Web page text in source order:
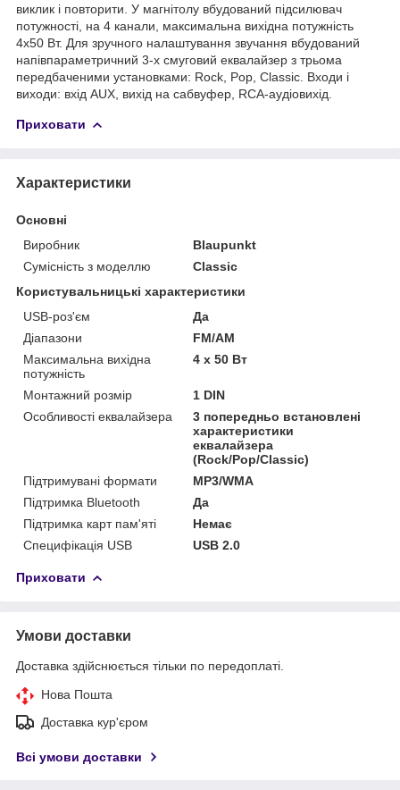
виклик і повторити. У магнітолу вбудований підсилювач
потужності, на 4 канали, максимальна вихідна потужність
4х50 Вт. Для зручного налаштування звучання вбудований
напівпараметричний 3-х смуговий еквалайзер з трьома
передбаченими установками: Rock, Pop, Classic. Входи і
виходи: вхід AUX, вихід на сабвуфер, RCA-аудіовихід.
Приховати
Характеристики
Основні
Виробник
Blaupunkt
Сумісність з моделлю
Classic
Користувальницькі характеристики
USB-роз'єм
Да
Діапазони
FM/AM
Максимальна вихідна
потужність
4 х 50 Вт
Монтажний розмір
1 DIN
Особливості еквалайзера
3 попередньо встановлені
характеристики
еквалайзера
(Rock/Pop/Classic)
Підтримувані формати
MP3/WMA
Підтримка Bluetooth
Да
Підтримка карт пам'яті
Немає
Специфікація USB
USB 2.0
Приховати
Умови доставки
Доставка здійснюється тільки по передоплаті.
Нова Пошта
Доставка кур'єром
Всі умови доставки